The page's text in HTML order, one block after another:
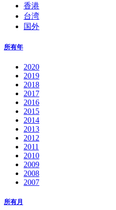
香港
台湾
国外
所有年
2020
2019
2018
2017
2016
2015
2014
2013
2012
2011
2010
2009
2008
2007
所有月